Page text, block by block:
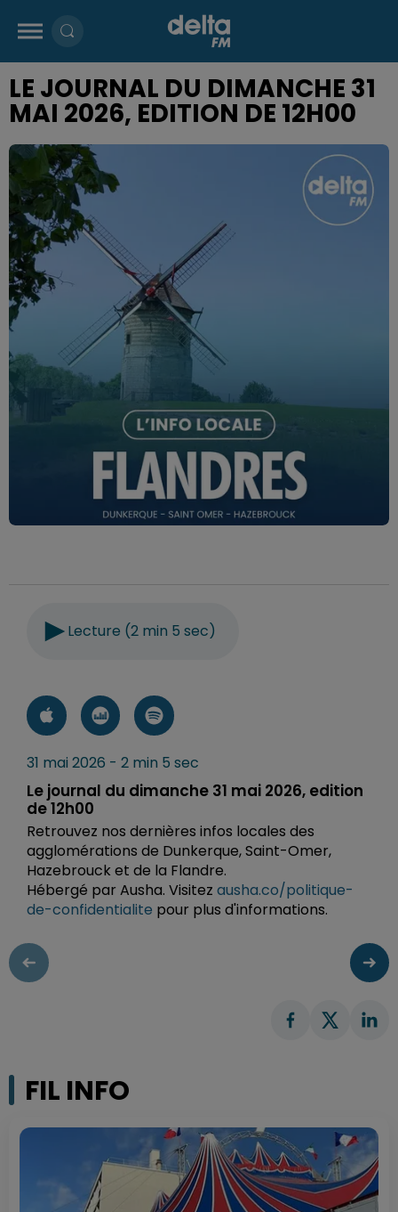
LE JOURNAL DU DIMANCHE 31
MAI 2026, EDITION DE 12H00
Lecture (2 min 5 sec)
31 mai 2026 - 2 min 5 sec
Le journal du dimanche 31 mai 2026, edition
de 12h00
Retrouvez nos dernières infos locales des
agglomérations de Dunkerque, Saint-Omer,
Hazebrouck et de la Flandre.
Hébergé par Ausha. Visitez ausha.co/politique-
de-confidentialite pour plus d'informations.
FIL INFO